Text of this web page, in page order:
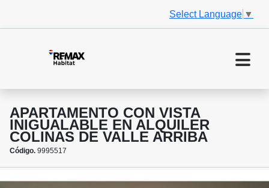
Select Language ▼
APARTAMENTO CON VISTA
INIGUALABLE EN ALQUILER
COLINAS DE VALLE ARRIBA
Código. 9995517